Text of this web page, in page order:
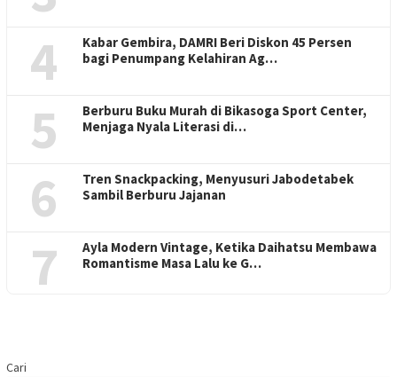
4
Kabar Gembira, DAMRI Beri Diskon 45 Persen
bagi Penumpang Kelahiran Ag…
5
Berburu Buku Murah di Bikasoga Sport Center,
Menjaga Nyala Literasi di…
6
Tren Snackpacking, Menyusuri Jabodetabek
Sambil Berburu Jajanan
7
Ayla Modern Vintage, Ketika Daihatsu Membawa
Romantisme Masa Lalu ke G…
Cari